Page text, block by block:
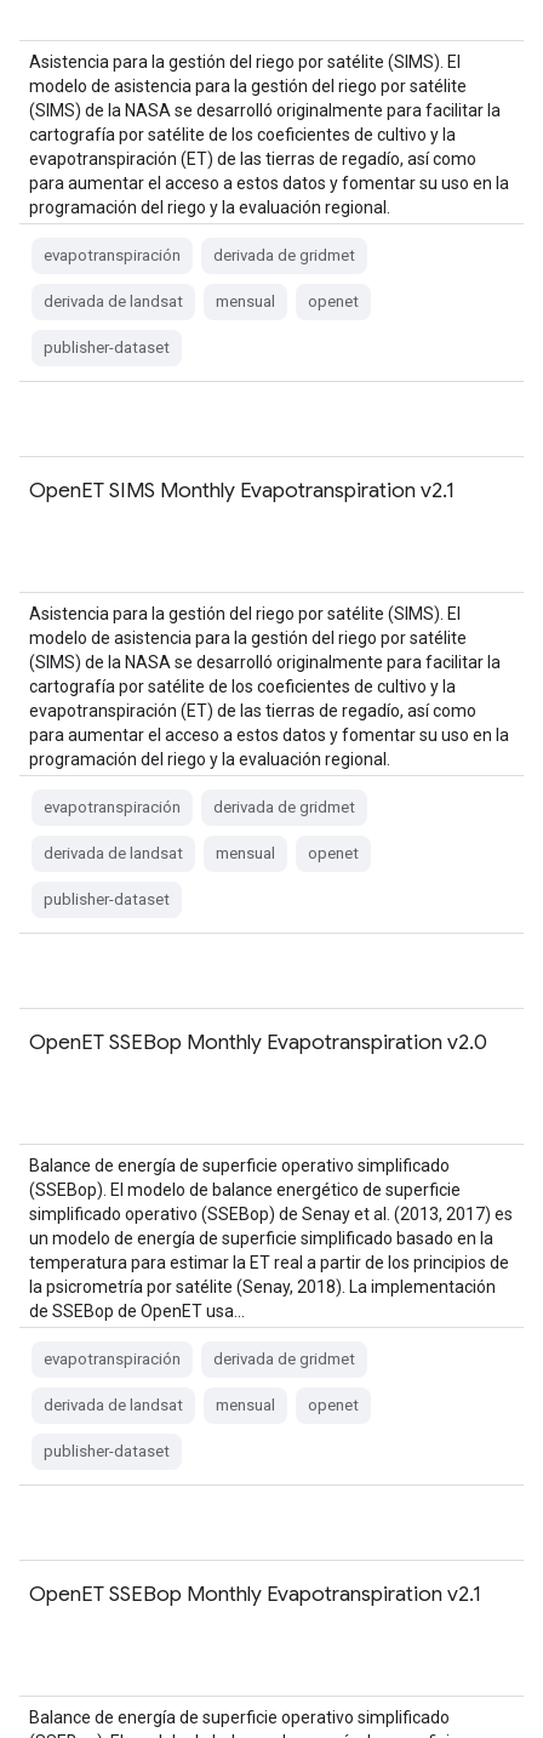
Asistencia para la gestión del riego por satélite (SIMS). El
modelo de asistencia para la gestión del riego por satélite
(SIMS) de la NASA se desarrolló originalmente para facilitar la
cartografía por satélite de los coeficientes de cultivo y la
evapotranspiración (ET) de las tierras de regadío, así como
para aumentar el acceso a estos datos y fomentar su uso en la
programación del riego y la evaluación regional.
evapotranspiración derivada de gridmet
derivada de landsat mensual openet
publisher-dataset
OpenET SIMS Monthly Evapotranspiration v2.1
Asistencia para la gestión del riego por satélite (SIMS). El
modelo de asistencia para la gestión del riego por satélite
(SIMS) de la NASA se desarrolló originalmente para facilitar la
cartografía por satélite de los coeficientes de cultivo y la
evapotranspiración (ET) de las tierras de regadío, así como
para aumentar el acceso a estos datos y fomentar su uso en la
programación del riego y la evaluación regional.
evapotranspiración derivada de gridmet
derivada de landsat mensual openet
publisher-dataset
OpenET SSEBop Monthly Evapotranspiration v2.0
Balance de energía de superficie operativo simplificado
(SSEBop). El modelo de balance energético de superficie
simplificado operativo (SSEBop) de Senay et al. (2013, 2017) es
un modelo de energía de superficie simplificado basado en la
temperatura para estimar la ET real a partir de los principios de
la psicrometría por satélite (Senay, 2018). La implementación
de SSEBop de OpenET usa…
evapotranspiración derivada de gridmet
derivada de landsat mensual openet
publisher-dataset
OpenET SSEBop Monthly Evapotranspiration v2.1
Balance de energía de superficie operativo simplificado